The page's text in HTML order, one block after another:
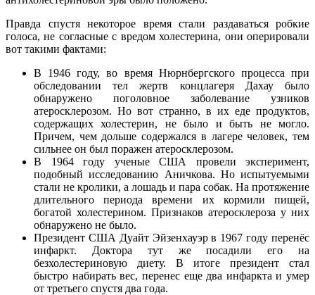
Правда спустя некоторое время стали раздаваться робкие
голоса, не согласные с вредом холестерина, они оперировали
вот такими фактами:
В 1946 году, во время Нюрнбергского процесса при
обследовании тел жертв концлагеря Дахау было
обнаружено поголовное заболевание узников
атеросклерозом. Но вот странно, в их еде продуктов,
содержащих холестерин, не было и быть не могло.
Причем, чем дольше содержался в лагере человек, тем
сильнее он был поражен атеросклерозом.
В 1964 году ученые США провели эксперимент,
подобный исследованию Аничкова. Но испытуемыми
стали не кролики, а лошадь и пара собак. На протяжение
длительного периода времени их кормили пищей,
богатой холестерином. Признаков атеросклероза у них
обнаружено не было.
Президент США Дуайт Эйзенхауэр в 1967 году перенёс
инфаркт. Доктора тут же посадили его на
безхолестериновую диету. В итоге президент стал
быстро набирать вес, перенес еще два инфаркта и умер
от третьего спустя два года.